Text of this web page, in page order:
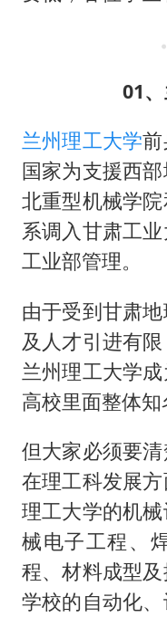
01
兰州理工大学
国家为支援西
北重型机械学
系调入甘肃工
工业部管理。
由于受到甘肃
及人才引进有限
兰州理工大学
高校里面整体知
但大家必须要
在理工科发展
理工大学的机
械电子工程、
程、材料成型及
学校的自动化